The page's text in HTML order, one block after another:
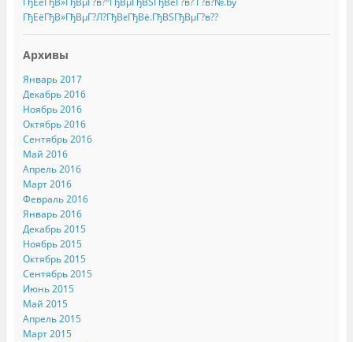
ГђЕёГђВ»ГђВµГ?Л?ГђВєГђВё.ГђВЅГђВµГ?в??
Архивы
Январь 2017
Декабрь 2016
Ноябрь 2016
Октябрь 2016
Сентябрь 2016
Май 2016
Апрель 2016
Март 2016
Февраль 2016
Январь 2016
Декабрь 2015
Ноябрь 2015
Октябрь 2015
Сентябрь 2015
Июнь 2015
Май 2015
Апрель 2015
Март 2015